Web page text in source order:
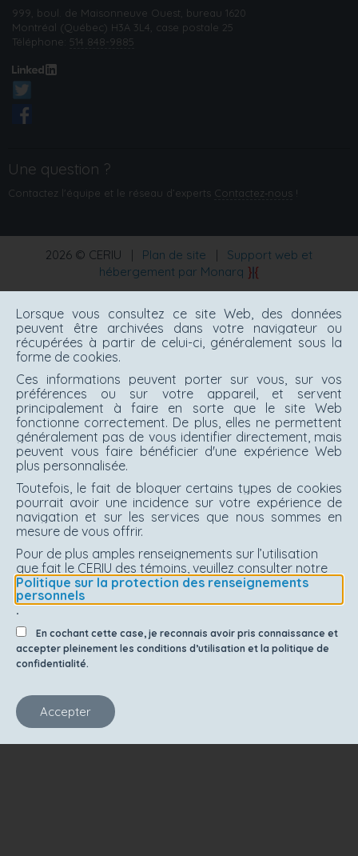
999, boul. de Maisonneuve Ouest, bureau 1620
Montréal (Québec) H3A 3L4, case postale 25
Téléphone: 514 848-9885
Une question ?
Contactez l'équipe et le réseau d’experts Contactez‑nous !
2026 © CERIU | Plan de site |
Support web et
hébergement par Monarq
Lorsque vous consultez ce site Web, des données
peuvent être archivées dans votre navigateur ou
récupérées à partir de celui-ci, généralement sous la
forme de cookies.
Ces informations peuvent porter sur vous, sur vos
préférences ou sur votre appareil, et servent
principalement à faire en sorte que le site Web
fonctionne correctement. De plus, elles ne permettent
généralement pas de vous identifier directement, mais
peuvent vous faire bénéficier d'une expérience Web
plus personnalisée.
Toutefois, le fait de bloquer certains types de cookies
pourrait avoir une incidence sur votre expérience de
navigation et sur les services que nous sommes en
mesure de vous offrir.
Pour de plus amples renseignements sur l’utilisation
que fait le CERIU des témoins, veuillez consulter notre
Politique sur la protection des renseignements
personnels
.
En cochant cette case, je reconnais avoir pris connaissance et
accepter pleinement les conditions d’utilisation et la politique de
confidentialité.
Accepter